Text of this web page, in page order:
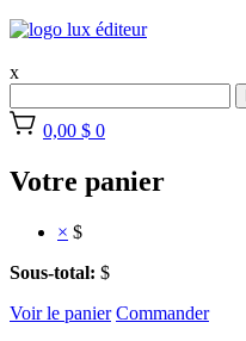
x
0,00 $ 0
Votre panier
× $
Sous-total: $
Voir le panier Commander